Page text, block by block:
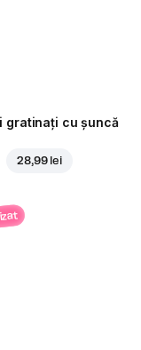
gratinați cu șuncă
28,99 lei